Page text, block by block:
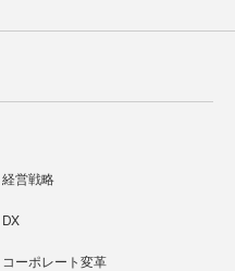
経営戦略
DX
コーポレート変革